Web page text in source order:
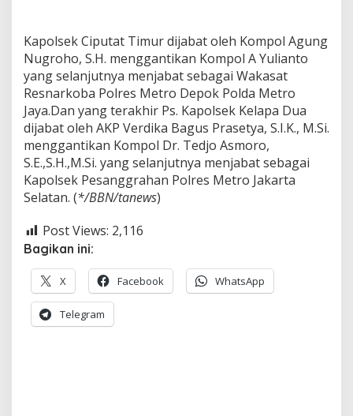
Kapolsek Ciputat Timur dijabat oleh Kompol Agung
Nugroho, S.H. menggantikan Kompol A Yulianto
yang selanjutnya menjabat sebagai Wakasat
Resnarkoba Polres Metro Depok Polda Metro
Jaya.Dan yang terakhir Ps. Kapolsek Kelapa Dua
dijabat oleh AKP Verdika Bagus Prasetya, S.I.K., M.Si.
menggantikan Kompol Dr. Tedjo Asmoro,
S.E.,S.H.,M.Si. yang selanjutnya menjabat sebagai
Kapolsek Pesanggrahan Polres Metro Jakarta
Selatan. (*/BBN/tanews)
Post Views: 2,116
Bagikan ini:
X Facebook WhatsApp
Telegram